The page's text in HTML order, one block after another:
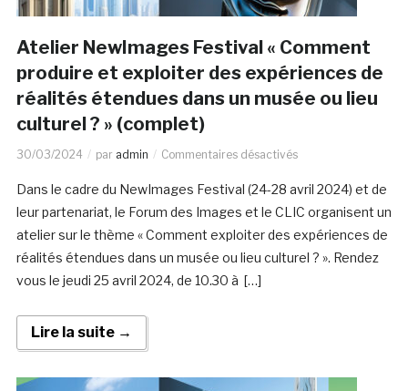
Atelier NewImages Festival « Comment
produire et exploiter des expériences de
réalités étendues dans un musée ou lieu
culturel ? » (complet)
30/03/2024 par admin Commentaires désactivés
Dans le cadre du NewImages Festival (24-28 avril 2024) et de
leur partenariat, le Forum des Images et le CLIC organisent un
atelier sur le thème « Comment exploiter des expériences de
réalités étendues dans un musée ou lieu culturel ? ». Rendez
vous le jeudi 25 avril 2024, de 10.30 à […]
Lire la suite →